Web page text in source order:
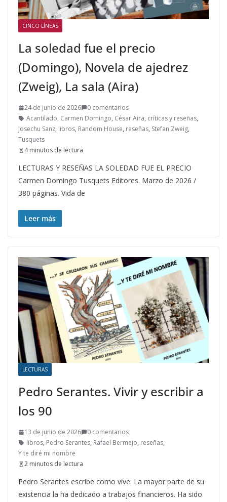
CINCO LÍNEAS
La soledad fue el precio
(Domingo), Novela de ajedrez
(Zweig), La sala (Aira)
24 de junio de 2026
0 comentarios
Acantilado, Carmen Domingo, César Aira, críticas y reseñas,
Josechu Sanz, libros, Random House, reseñas, Stefan Zweig,
Tusquets
4 minutos de lectura
LECTURAS Y RESEÑAS LA SOLEDAD FUE EL PRECIO
Carmen Domingo Tusquets Editores. Marzo de 2026 /
380 páginas. Vida de
Leer más
LECTURAS
Pedro Serantes. Vivir y escribir a
los 90
13 de junio de 2026
0 comentarios
libros, Pedro Serantes, Rafael Bermejo, reseñas,
Y te diré mi nombre
2 minutos de lectura
Pedro Serantes escribe como vive: La mayor parte de su
existencia la ha dedicado a trabajos financieros. Ha sido